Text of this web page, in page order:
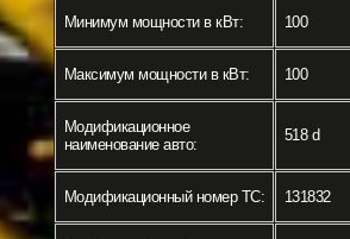
Минимум мощности в кВт: 100
Максимум мощности в кВт: 100
Модификационное
наименование авто:
518 d
Модификационный номер ТС: 131832